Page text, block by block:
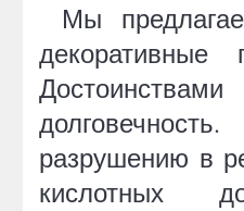
Мы
декоративные
разрушению в
кислотных